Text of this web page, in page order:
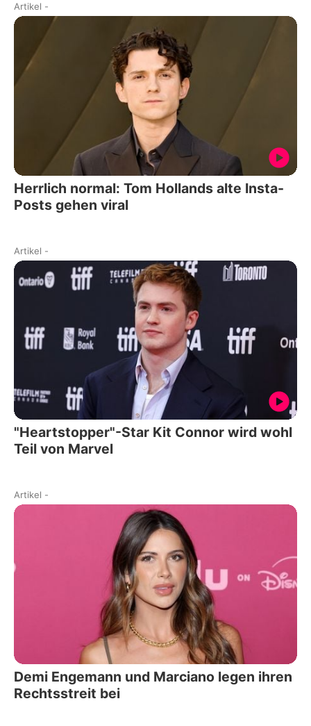
Artikel -
Herrlich normal: Tom Hollands alte Insta-
Posts gehen viral
Artikel -
"Heartstopper"-Star Kit Connor wird wohl
Teil von Marvel
Artikel -
Demi Engemann und Marciano legen ihren
Rechtsstreit bei